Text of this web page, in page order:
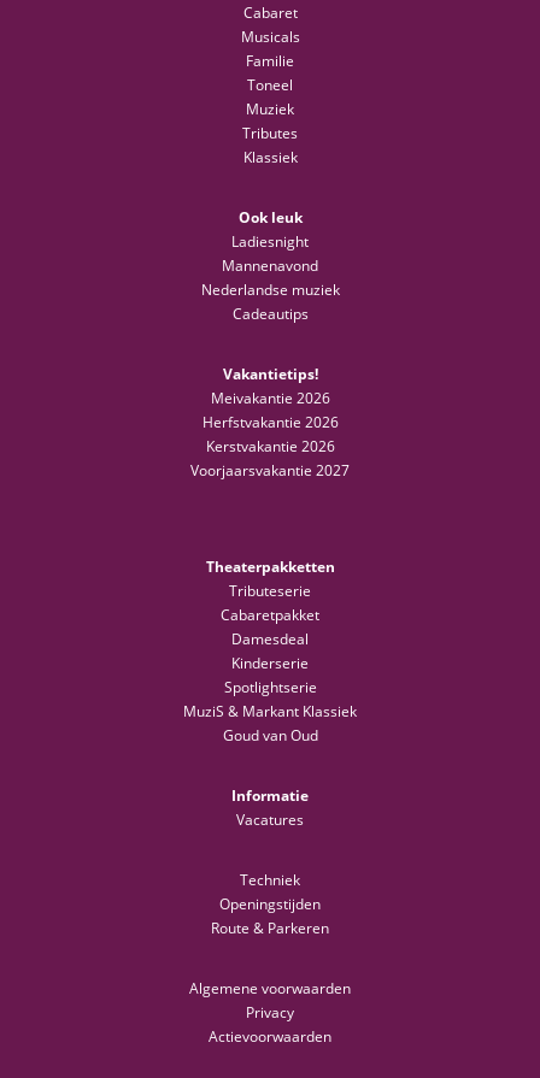
Cabaret
Musicals
Familie
Toneel
Muziek
Tributes
Klassiek
Ook leuk
Ladiesnight
Mannenavond
Nederlandse muziek
Cadeautips
Vakantietips!
Meivakantie 2026
Herfstvakantie 2026
Kerstvakantie 2026
Voorjaarsvakantie 2027
Theaterpakketten
Tributeserie
Cabaretpakket
Damesdeal
Kinderserie
Spotlightserie
MuziS & Markant Klassiek
Goud van Oud
Informatie
Vacatures
Techniek
Openingstijden
Route & Parkeren
Algemene voorwaarden
Privacy
Actievoorwaarden